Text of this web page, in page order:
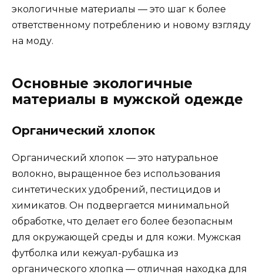
экологичные материалы — это шаг к более
ответственному потреблению и новому взгляду
на моду.
Основные экологичные
материалы в мужской одежде
Органический хлопок
Органический хлопок — это натуральное
волокно, выращенное без использования
синтетических удобрений, пестицидов и
химикатов. Он подвергается минимальной
обработке, что делает его более безопасным
для окружающей среды и для кожи. Мужская
футболка или кежуал-рубашка из
органического хлопка — отличная находка для